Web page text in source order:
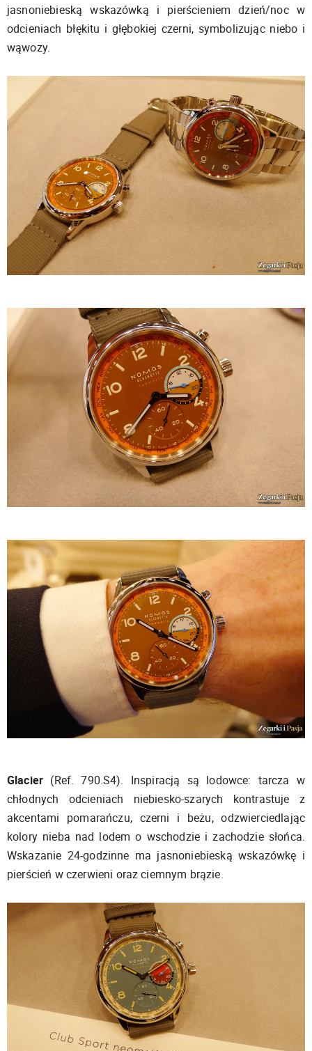
jasnoniebieską wskazówką i pierścieniem dzień/noc w
odcieniach błękitu i głębokiej czerni, symbolizując niebo i
wąwozy.
Glacier (Ref. 790.S4). Inspiracją są lodowce: tarcza w
chłodnych odcieniach niebiesko-szarych kontrastuje z
akcentami pomarańczu, czerni i beżu, odzwierciedlając
kolory nieba nad lodem o wschodzie i zachodzie słońca.
Wskazanie 24-godzinne ma jasnoniebieską wskazówkę i
pierścień w czerwieni oraz ciemnym brązie.